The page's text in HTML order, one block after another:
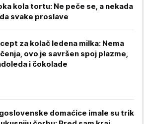
kola tortu: Ne peče se, a nekada
svake proslave
za kolač ledena milka: Nema
ovo je savršen spoj plazme,
i čokolade
domaćice imale su trik